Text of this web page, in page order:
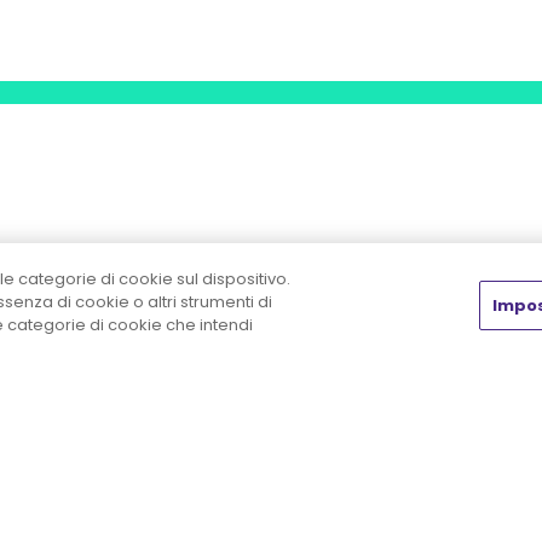
Chi siamo
Chi siamo
Shop
categorie di cookie sul dispositivo.
di cookie o altri strumenti di
di cookie che intendi